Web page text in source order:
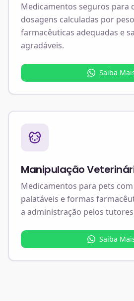
Medicamentos seguros para
dosagens calculadas por
farmacêuticas adequadas e
agradáveis.
Saiba
Manipulação
Medicamentos para pets
palatáveis e formas
a administração pelos
Saiba